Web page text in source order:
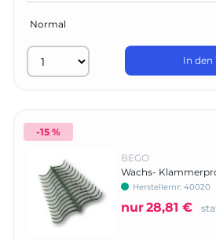
In den
-15 %
BEGO
Wachs-
Herstellernr: 40020
nur28,81 €